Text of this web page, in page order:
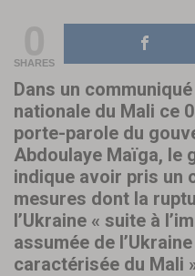
SHARES
Dans un
nationale du Mali ce
porte-parole du
Abdoulaye Maïga, le
indique avoir pris un
mesures dont la
l’Ukraine « suite à
assumée de
caractérisée du Mali